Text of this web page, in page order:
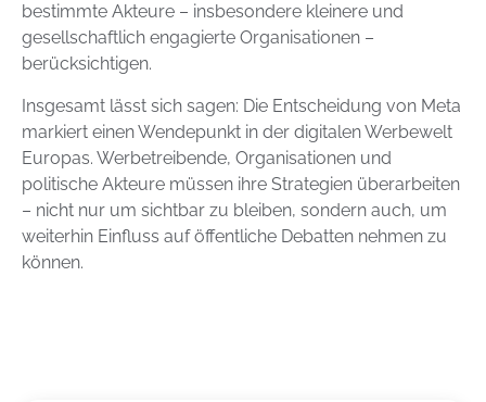
bestimmte Akteure – insbesondere kleinere und
gesellschaftlich engagierte Organisationen –
berücksichtigen.
Insgesamt lässt sich sagen: Die Entscheidung von Meta
markiert einen Wendepunkt in der digitalen Werbewelt
Europas. Werbetreibende, Organisationen und
politische Akteure müssen ihre Strategien überarbeiten
– nicht nur um sichtbar zu bleiben, sondern auch, um
weiterhin Einfluss auf öffentliche Debatten nehmen zu
können.